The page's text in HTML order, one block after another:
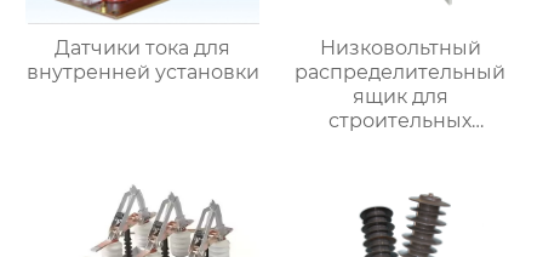
Датчики тока для
внутренней установки
Низковольтный
распределительный
ящик для
строительных